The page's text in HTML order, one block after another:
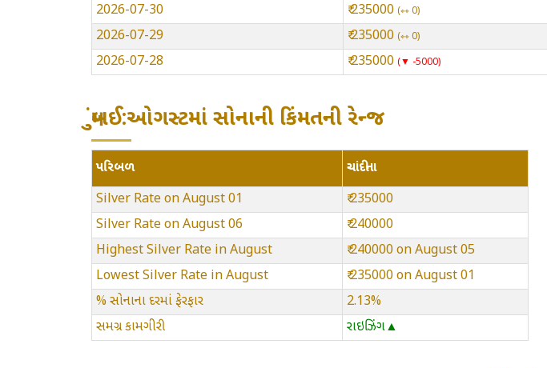
2026-07-30 ₹ 235000 ⇿ 0
2026-07-29 ₹ 235000 ⇿ 0
2026-07-28 ₹ 235000 ▼ -5000
મુંબઈ:ઓગસ્ટમાં સોનાની કિંમતની રેન્જ
પરિબળ
ચાંદીના
Silver Rate on August 01
₹ 235000
Silver Rate on August 06
₹ 240000
Highest Silver Rate in August
₹ 240000 on August 05
Lowest Silver Rate in August
₹ 235000 on August 01
% સોનાના દરમાં ફેરફાર
2.13%
સમગ્ર કામગીરી
રાઇઝિંગ▲